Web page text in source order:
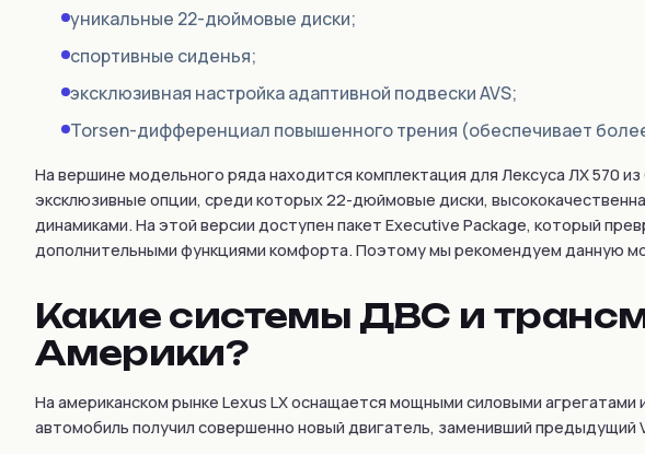
Bitter
Bristol
Bronto
Bufori
Buick
BYD
Byvin
Cadillac
уникальные 22-дюймовые диски;
спортивные сиденья;
эксклюзивная настройка адаптивной подвески AVS;
Torsen-дифференциал повышенного трения (обеспечивает
На вершине модельного ряда находится комплектация для Лексуса ЛХ 570
эксклюзивные опции, среди которых 22-дюймовые диски,
динамиками. На этой версии доступен пакет Executive Package, который
дополнительными функциями комфорта. Поэтому мы рекомендуем данную
Какие системы ДВС и
Америки?
На американском рынке Lexus LX оснащается мощными силовыми
автомобиль получил совершенно новый двигатель, заменивший предыдущий